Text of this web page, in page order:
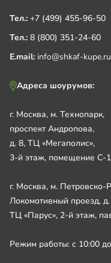
Тел.: +7 (499) 455-96-50
Тел.: 8 (800) 351-24-60
E.mail: info@shkaf-kupe.ru
Адреса шоурумов:
г. Москва, м. Технопарк,
проспект Андропова,
д. 8, ТЦ «Мегаполис»,
3-й этаж, помещение С-
г. Москва, м. Петровско-
Локомотивный проезд,
ТЦ «Парус», 2-й этаж,
Режим работы: с 10:00